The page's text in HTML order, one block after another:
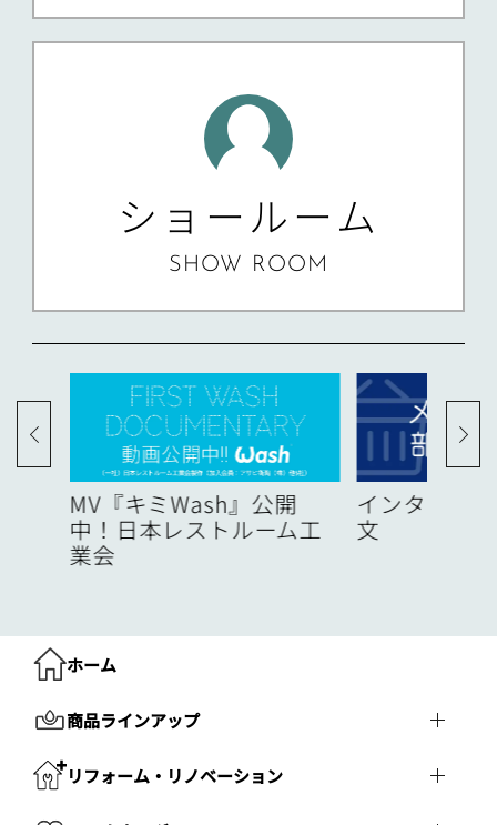
ショールーム
SHOW ROOM
MV『キミWash』公開
中！日本レストルーム工
業会
インターネ
文
ホーム
商品ラインアップ
リフォーム・リノベーション